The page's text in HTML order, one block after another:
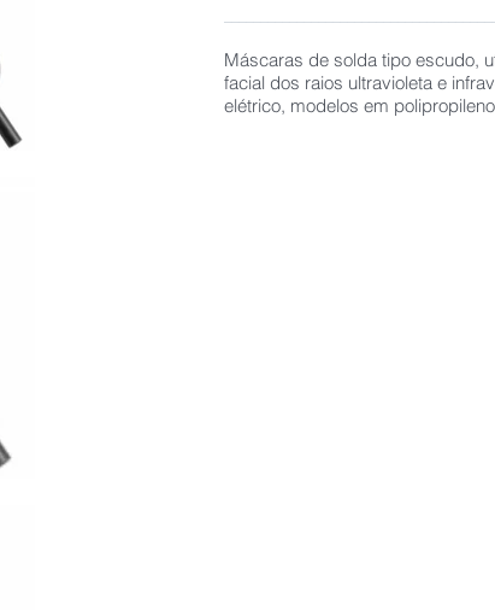
Máscaras de solda tipo escudo,
facial dos raios ultravioleta e
elétrico, modelos em